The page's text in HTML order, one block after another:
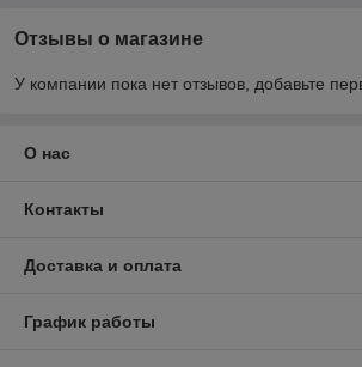
Отзывы о магазине
У компании пока нет отзывов, добавьте
О нас
Контакты
Доставка и оплата
График работы